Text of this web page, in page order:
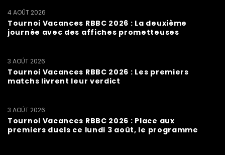
Tournoi Vacances RBBC 2026 : La deuxième
journée avec des affiches prometteuses
4 AOÛT 2026
Tournoi Vacances RBBC 2026 : Les premiers
matchs livrent leur verdict
3 AOÛT 2026
Tournoi Vacances RBBC 2026 : Place aux
premiers duels ce lundi 3 août, le programme
3 AOÛT 2026